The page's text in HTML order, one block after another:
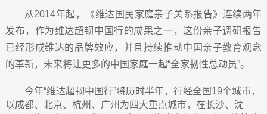
从2014年起，《维达国民家庭亲子关系报告》连续两年
发布，作为维达超韧中国行的成果之一，这份亲子调研报告
已经形成维达的品牌效应，并且持续推动中国亲子教育观念
的革新，未来将让更多的中国家庭一起“全家韧性总动员”。
今年“维达超韧中国行”将历时半年，行经全国19个城市，
以成都、北京、杭州、广州为四大重点城市，在长沙、沈